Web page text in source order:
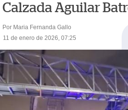
Calzada Aguilar
Por Maria Fernanda Gallo
11 de enero de 2026, 07:25